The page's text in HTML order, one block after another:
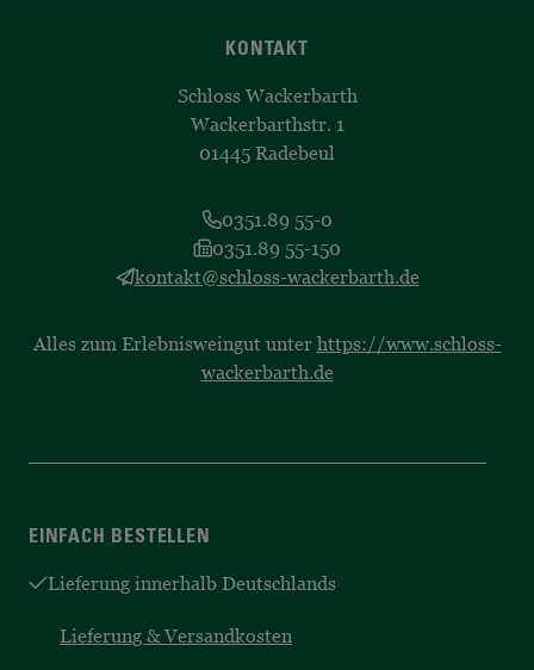
KONTAKT
Schloss Wackerbarth
Wackerbarthstr. 1
01445 Radebeul
0351.89 55-0
0351.89 55-150
kontakt@schloss-wackerbarth.de
Alles zum Erlebnisweingut unter https://www.schloss-
wackerbarth.de
EINFACH BESTELLEN
Lieferung innerhalb Deutschlands
Lieferung & Versandkosten